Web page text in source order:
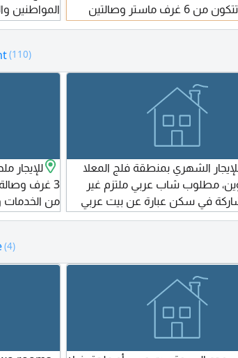
قديم السعر 690 ألف درهم
5086 قدم تتكون من 6 غرف ماستر وصالتين
ومطبخ معمول لها صيانة كاملة
(110)
للإيجار
3 غرف
من الخدمات
المطلوب 60 ألف سنويا
الشهري بمنطقة فلج المعلا
مطلوب شاب عربي ملتزم غير
في سكن عبارة عن بيت عربي
ثلاث غرف قيمة الإيجار 600 درهم غير شامل
(4)